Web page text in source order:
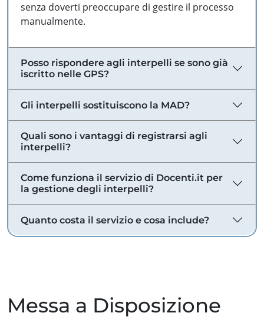
senza doverti preoccupare di gestire il processo
manualmente.
Posso rispondere agli interpelli se sono già
iscritto nelle GPS?
Gli interpelli sostituiscono la MAD?
Quali sono i vantaggi di registrarsi agli
interpelli?
Come funziona il servizio di Docenti.it per
la gestione degli interpelli?
Quanto costa il servizio e cosa include?
Messa a Disposizione